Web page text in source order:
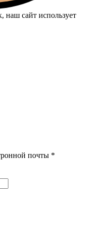
наш сайт использует
почты *